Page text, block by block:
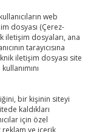
web
dosyası (Çerez-
iletişim dosyaları, ana
tarayıcısına
iletişim dosyası site
bir kişinin siteyi
kaldıkları
için özel
reklam ve içerik